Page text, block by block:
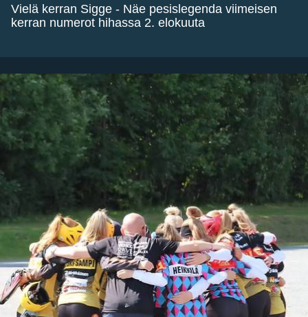
Vielä kerran Sigge - Näe pesislegenda viimeisen
kerran numerot hihassa 2. elokuuta